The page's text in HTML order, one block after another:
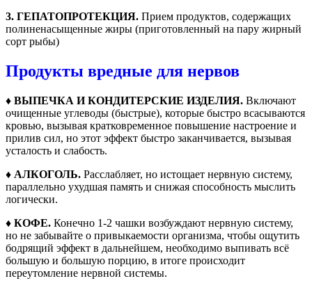
3. ГЕПАТОПРОТЕКЦИЯ. Прием продуктов, содержащих
полиненасыщенные жиры (приготовленный на пару жирный
сорт рыбы)
Продукты вредные для нервов
♦ ВЫПЕЧКА И КОНДИТЕРСКИЕ ИЗДЕЛИЯ. Включают
очищенные углеводы (быстрые), которые быстро всасываются
кровью, вызывая кратковременное повышение настроение и
прилив сил, но этот эффект быстро заканчивается, вызывая
усталость и слабость.
♦ АЛКОГОЛЬ. Расслабляет, но истощает нервную систему,
параллельно ухудшая память и снижая способность мыслить
логически.
♦ КОФЕ. Конечно 1-2 чашки возбуждают нервную систему,
но не забывайте о привыкаемости организма, чтобы ощутить
бодрящий эффект в дальнейшем, необходимо выпивать всё
большую и большую порцию, в итоге происходит
переутомление нервной системы.